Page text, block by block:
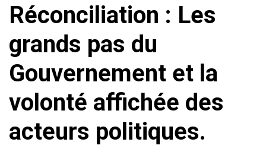
Réconciliation : Les
grands pas du
Gouvernement et la
volonté affichée des
acteurs politiques.